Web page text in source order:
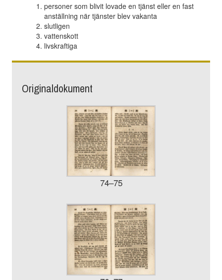
personer som blivit lovade en tjänst eller en fast
anställning när tjänster blev vakanta
slutligen
vattenskott
livskraftiga
Originaldokument
74–75